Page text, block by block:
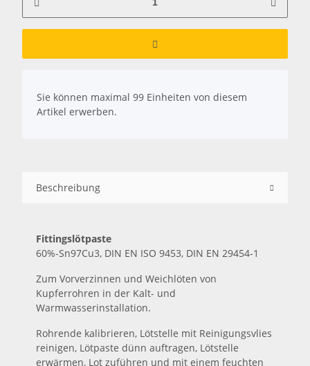
Sie können maximal 99 Einheiten von diesem
Artikel erwerben.
Beschreibung
Fittingslötpaste
60%-Sn97Cu3, DIN EN ISO 9453, DIN EN 29454-1
Zum Vorverzinnen und Weichlöten von
Kupferrohren in der Kalt- und
Warmwasserinstallation.
Rohrende kalibrieren, Lötstelle mit Reinigungsvlies
reinigen, Lötpaste dünn auftragen, Lötstelle
erwärmen, Lot zuführen und mit einem feuchten